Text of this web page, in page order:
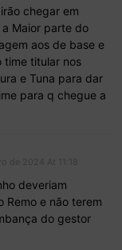
chegar em
Maior parte do
aos de base e
time titular nos
e Tuna para dar
para q chegue a
deveriam
Remo e não terem
do gestor